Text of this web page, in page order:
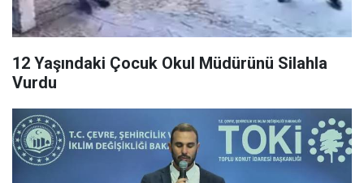
12 Yaşındaki Çocuk Okul Müdürünü Silahla
Vurdu